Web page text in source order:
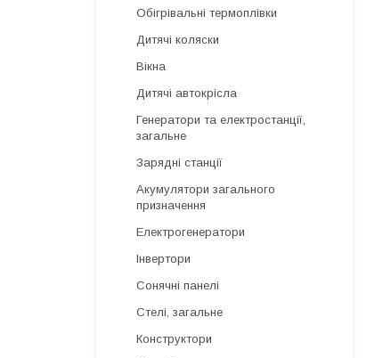
Обігрівальні термоплівки
Дитячі коляски
Вікна
Дитячі автокрісла
Генератори та електростанції,
загальне
Зарядні станції
Акумулятори загального
призначення
Електрогенератори
Інвертори
Сонячні панелі
Стелі, загальне
Конструктори